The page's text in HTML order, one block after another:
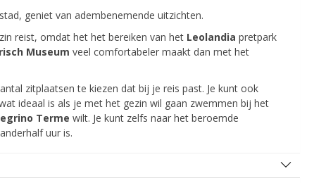
partneraanbiedingen
geniet van adembenemende uitzichten.
reist, omdat het het bereiken van het Leolandia pretpark
Museum veel comfortabeler maakt dan met het
zitplaatsen te kiezen dat bij je reis past. Je kunt ook
ideaal is als je met het gezin wil gaan zwemmen bij het
Terme wilt. Je kunt zelfs naar het beroemde
uur is.